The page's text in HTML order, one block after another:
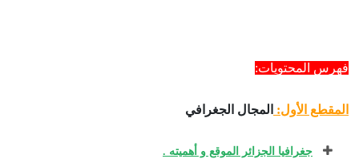
فهرس المحتويات:
المقطع الأول: المجال الجغرافي
جغرافيا الجزائر الموقع و أهميته .